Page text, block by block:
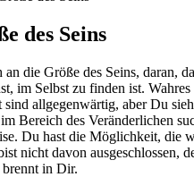
des Seins
die Grö­ße des Seins, dar­an,
im Selbst zu fin­den ist.
all­ge­gen­wär­tig, aber Du
Bereich des Ver­än­der­li­chen
Du hast die Mög­lich­keit, die
nicht davon aus­ge­schlos­sen,
brennt in Dir.